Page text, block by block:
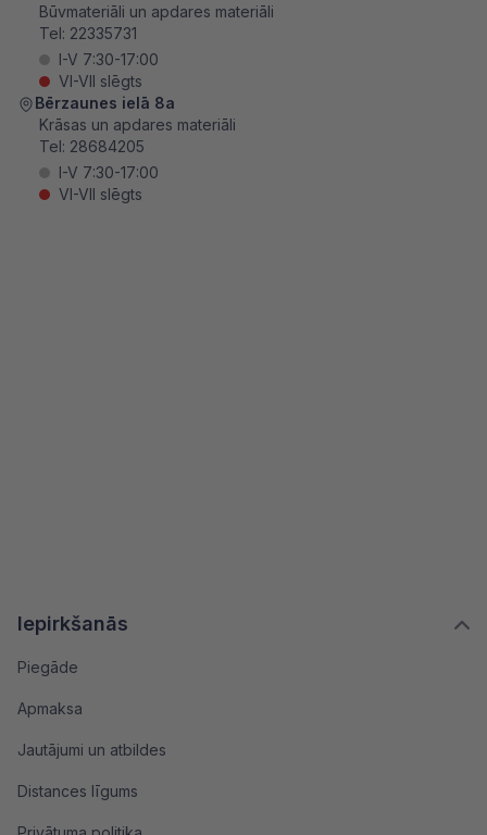
Iepirkšanās
Piegāde
Apmaksa
Jautājumi un atbildes
Distances līgums
Būvmateriāli un apdares materiāli
Tel: 22335731
I-V 7:30-17:00
VI-VII slēgts
Bērzaunes ielā 8a
Krāsas un apdares materiāli
Tel: 28684205
I-V 7:30-17:00
VI-VII slēgts